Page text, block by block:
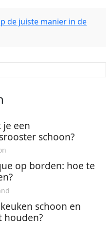
de juiste manier in de
je een
schoon?
op borden: hoe te
schoon en
houden?